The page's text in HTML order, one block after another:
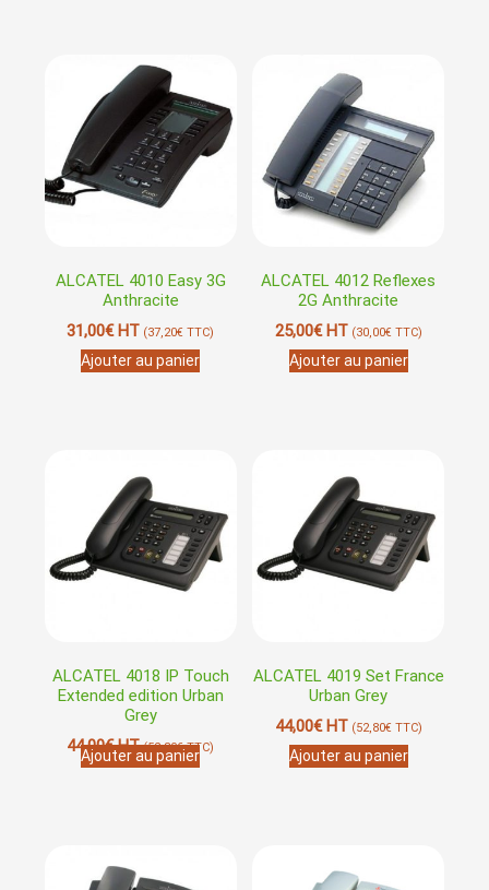
ALCATEL 4010 Easy 3G
Anthracite
31,00€HT (37,20€ TTC)
Ajouter au panier
ALCATEL 4012 Reflexes
2G Anthracite
25,00€HT (30,00€TTC)
Ajouter au panier
ALCATEL 4018 IP Touch
Extended edition Urban
Grey
44,00€HT (52,80€TTC)
Ajouter au panier
ALCATEL 4019 Set France
Urban Grey
44,00€HT (52,80€TTC)
Ajouter au panier